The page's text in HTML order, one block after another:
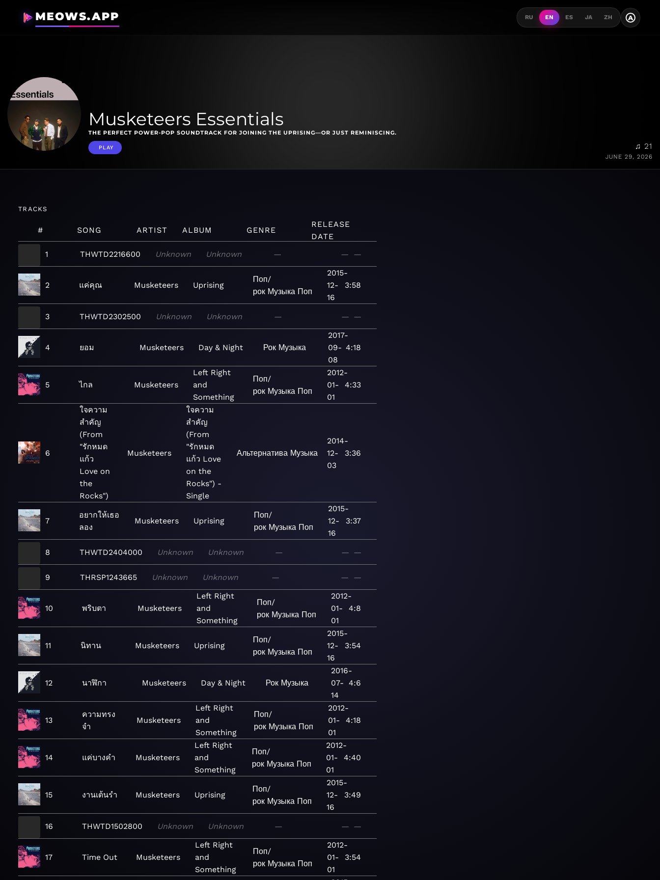
MEOWS.APP RU EN ES JA ZH A
Musketeers Essentials
THE PERFECT POWER-POP SOUNDTRACK FOR JOINING THE UPRISING—OR JUST REMINISCING.
PLAY ♫ 21
JUNE 29, 2026
TRACKS
# SONG ARTIST ALBUM GENRE
RELEASE
DATE
1
THWTD2216600 Unknown Unknown — — —
2 แค่คุณ Musketeers Uprising
Поп/
рок Музыка Поп
2015-
12-
16
3:58
3 THWTD2302500 Unknown Unknown — — —
4 ยอม Musketeers Day & Night Рок Музыка
2017-
09-
08
4:18
5 ไกล Musketeers
Left Right
and
Something
Поп/
рок Музыка Поп
2012-
01-
01
4:33
6
ใจความ
สำคัญ
(From
"รักหมด
แก้ว
Love on
the
Rocks")
Musketeers
ใจความ
สำคัญ
(From
"รักหมด
แก้ว Love
on the
Rocks") -
Single
Альтернатива Музыка
2014-
12-
03
3:36
7
อยากให้เธอ
ลอง
Musketeers Uprising
Поп/
рок Музыка Поп
2015-
12-
16
3:37
8 THWTD2404000 Unknown Unknown — — —
9 THRSP1243665 Unknown Unknown — — —
10 พริบตา Musketeers
Left Right
and
Something
Поп/
рок Музыка Поп
2012-
01-
01
4:8
11 นิทาน Musketeers Uprising
Поп/
рок Музыка Поп
2015-
12-
16
3:54
12 นาฬิกา Musketeers Day & Night Рок Музыка
2016-
07-
14
4:6
13
ความทรง
จำ
Musketeers
Left Right
and
Something
Поп/
рок Музыка Поп
2012-
01-
01
4:18
14 แค่บางคำ Musketeers
Left Right
and
Something
Поп/
рок Музыка Поп
2012-
01-
01
4:40
15 งานเต้นรำ Musketeers Uprising
Поп/
рок Музыка Поп
2015-
12-
16
3:49
16 THWTD1502800 Unknown Unknown — — —
17 Time Out Musketeers
Left Right
and
Something
Поп/
рок Музыка Поп
2012-
01-
01
3:54